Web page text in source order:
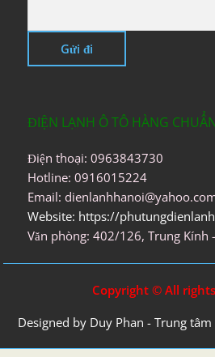
ĐIỆN LẠNH Ô TÔ HÀNG
Điện thoại: 0963843730
Hotline: 0916015224
Email:
Website: https://
Văn phòng: 402/126, Trung Kính
Copyright © All
Designed by Duy Phan - Trung